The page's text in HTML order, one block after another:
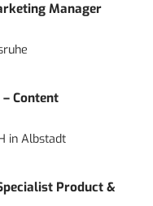
Manager
Content
inAlbstadt
Product &